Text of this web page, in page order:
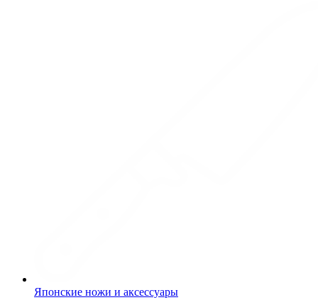
Японские ножи и аксессуары